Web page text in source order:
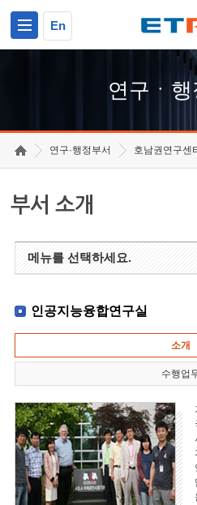
En
연구ㆍ행
연구·행정부서 호남권연구센
부서 소개
메뉴를 선택하세요.
인공지능융합연구실
소개
수행업